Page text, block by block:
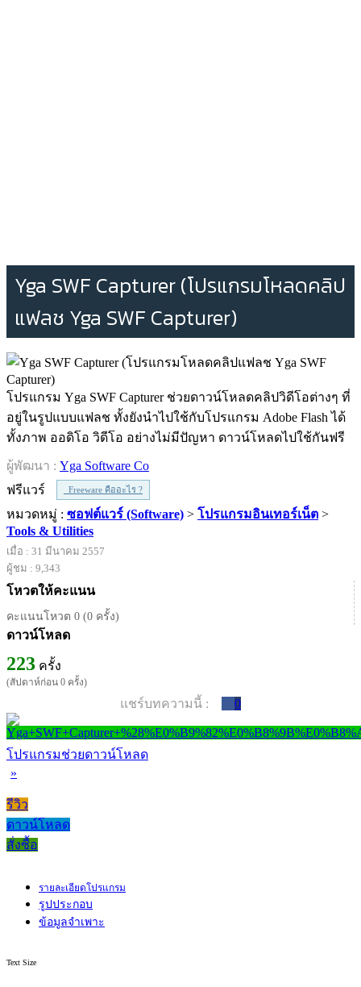
Yga SWF Capturer (โปรแกรมโหลดคลิป
แฟลช Yga SWF Capturer)
โปรแกรม Yga SWF Capturer ช่วยดาวน์โหลดคลิปวิดีโอต่างๆ ที่
อยู่ในรูปแบบแฟลช ทั้งยังนำไปใช้กับโปรแกรม Adobe Flash ได้
ทั้งภาพ ออดิโอ วิดีโอ อย่างไม่มีปัญหา ดาวน์โหลดไปใช้กันฟรี
ผู้พัฒนา : Yga Software Co
ฟรีแวร์
Freeware คืออะไร ?
หมวดหมู่ : ซอฟต์แวร์ (Software) > โปรแกรมอินเทอร์เน็ต >
Tools & Utilities
เมื่อ : 31 มีนาคม 2557
ผู้ชม : 9,343
โหวตให้คะแนน
คะแนนโหวต 0 (0 ครั้ง)
ดาวน์โหลด
223 ครั้ง
(สัปดาห์ก่อน 0 ครั้ง)
แชร์บทความนี้ : 0
โปรแกรมช่วยดาวน์โหลด
»
รีวิว
ดาวน์โหลด
สั่งซื้อ
รายละเอียดโปรแกรม
รูปประกอบ
ข้อมูลจำเพาะ
Text Size